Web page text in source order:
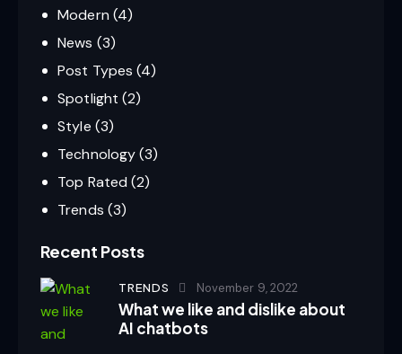
Modern (4)
News (3)
Post Types (4)
Spotlight (2)
Style (3)
Technology(3)
Top Rated (2)
Trends (3)
Recent Posts
TRENDS November 9, 2022
What we like and dislike about
AI chatbots